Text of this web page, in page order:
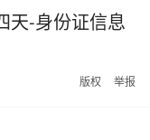
天-身份证信息
版权 举报